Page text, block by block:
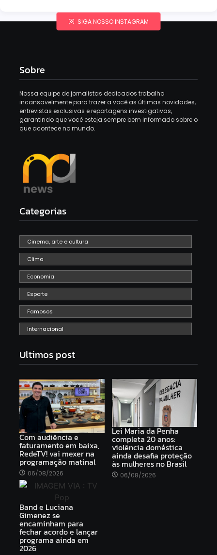
SIGA NOSSO INSTAGRAM
Sobre
Nossa equipe de jornalistas dedicados trabalha
incansavelmente para trazer a você as últimas novidades,
entrevistas exclusivas e reportagens investigativas,
garantindo que você esteja sempre bem informado sobre o
que acontece no mundo.
Categorias
Cinema, arte e cultura
Clima
Economia
Esporte
Famosos
Internacional
Ultimos post
Com audiência e
faturamento em baixa,
RedeTV! vai mexer na
programação matinal
06/08/2026
Lei Maria da Penha
completa 20 anos:
violência doméstica
ainda desafia proteção
às mulheres no Brasil
06/08/2026
Band e Luciana
Gimenez se
encaminham para
fechar acordo e lançar
programa ainda em
2026